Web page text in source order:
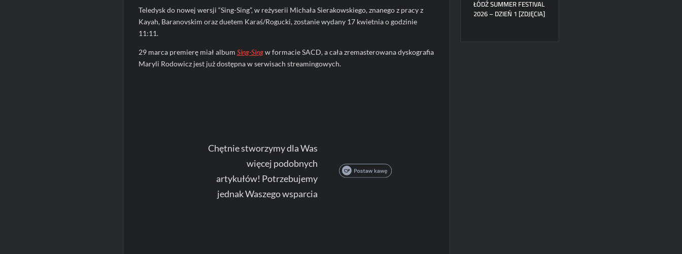
Teledysk do nowej wersji “Sing-Sing”, w reżyserii Michała Sierakowskiego, znanego z pracy z
Kayah, Baranovskim oraz duetem Karaś/Rogucki, zostanie wydany 17 kwietnia o godzinie
11:11.
29 marca premierę miał album Sing-Singw formacie SACD, a cała zremasterowana dyskografia
Maryli Rodowicz jest już dostępna w serwisach streamingowych.
Chętnie stworzymy dla Was
więcej podobnych
artykułów! Potrzebujemy
jednak Waszego wsparcia
ŁÓDŹ SUMMER FESTIVAL
2026 – DZIEŃ 1 [ZDJĘCIA]